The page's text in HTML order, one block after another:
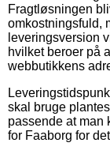
Fragtløsningen
omkostningsfuld,
leveringsversion
hvilket beroer på
webbutikkens
skal bruge
passende at man
for Faaborg for